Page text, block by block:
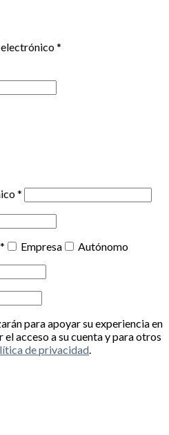
*
*
* Empresa
Autónomo
para apoyar su experiencia en
acceso a su cuenta y para otros
de privacidad